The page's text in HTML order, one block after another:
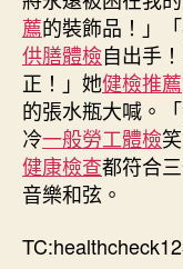
薦的裝飾品！」
供膳體檢自出手
正！」她健檢推薦
的張水瓶大喊。
冷一般勞工體檢
健康檢查都符合
音樂和弦。